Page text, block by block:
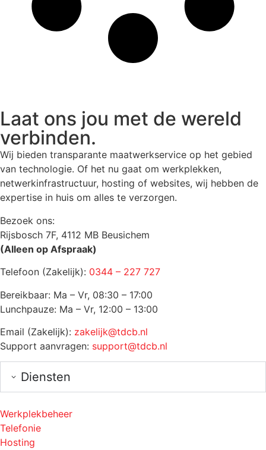
Laat ons jou met de wereld
verbinden.
Wij bieden transparante maatwerkservice op het gebied
van technologie. Of het nu gaat om werkplekken,
netwerkinfrastructuur, hosting of websites, wij hebben de
expertise in huis om alles te verzorgen.
Bezoek ons:
Rijsbosch 7F, 4112 MB Beusichem
(Alleen op Afspraak)
Telefoon (Zakelijk): 0344 – 227 727
Bereikbaar: Ma – Vr, 08:30 – 17:00
Lunchpauze: Ma – Vr, 12:00 – 13:00
Email (Zakelijk): zakelijk@tdcb.nl
Support aanvragen: support@tdcb.nl
Diensten
Werkplekbeheer
Telefonie
Hosting